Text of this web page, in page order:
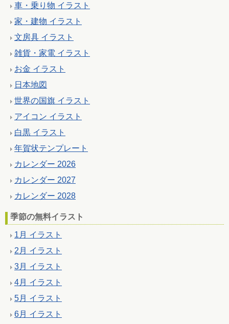
車・乗り物 イラスト
家・建物 イラスト
文房具 イラスト
雑貨・家電 イラスト
お金 イラスト
日本地図
世界の国旗 イラスト
アイコン イラスト
白黒 イラスト
年賀状テンプレート
カレンダー 2026
カレンダー 2027
カレンダー 2028
季節の無料イラスト
1月 イラスト
2月 イラスト
3月 イラスト
4月 イラスト
5月 イラスト
6月 イラスト